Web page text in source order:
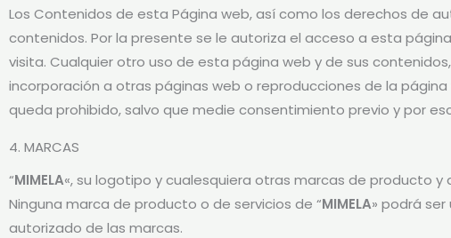
Los Contenidos de esta Página web, así como los derechos de
contenidos. Por la presente se le autoriza el acceso a esta
visita. Cualquier otro uso de esta página web y de sus
incorporación a otras páginas web o reproducciones de la
queda prohibido, salvo que medie consentimiento previo y por
4. MARCAS
“MIMELA«, su logotipo y cualesquiera otras marcas de producto
Ninguna marca de producto o de servicios de “MIMELA» podrá
autorizado de las marcas.